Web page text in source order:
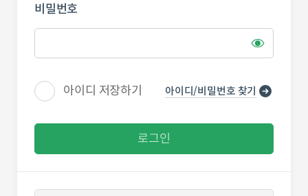
비밀번호
아이디 저장하기 아이디/비밀번호 찾기
로그인